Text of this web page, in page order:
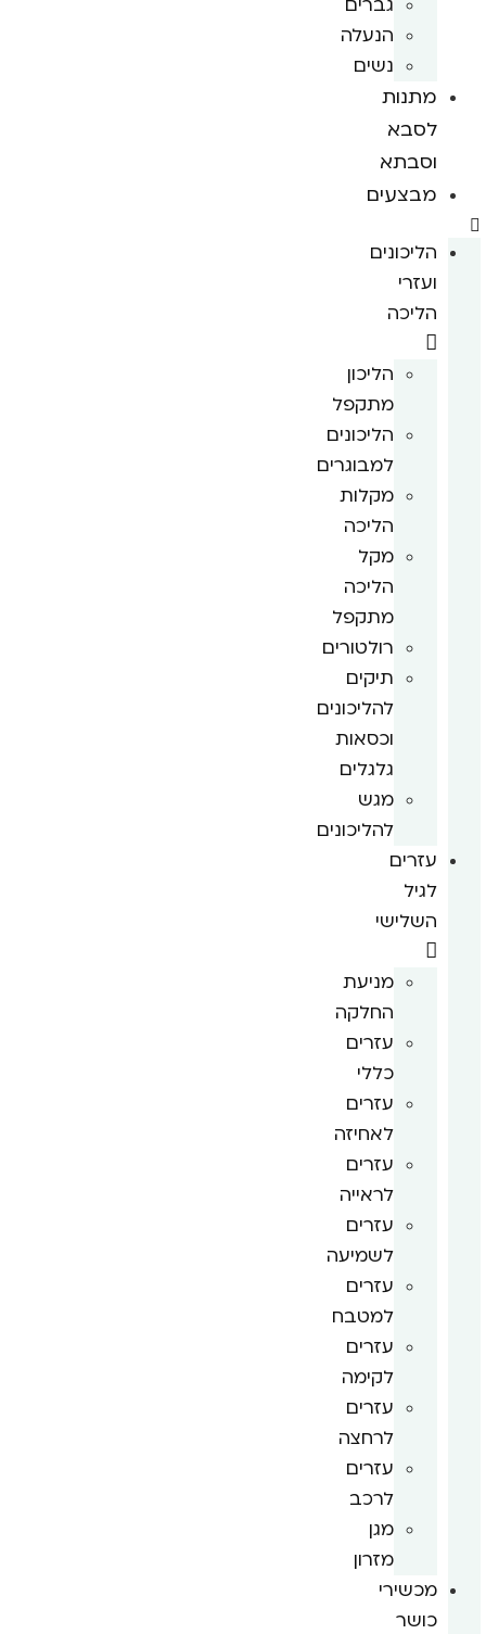
הנעלה
נשים
מתנות
לסבא
וסבתא
מבצעים
הליכונים
ועזרי
הליכה
הליכון
מתקפל
הליכונים
למבוגרים
מקלות
הליכה
מקל
הליכה
מתקפל
רולטורים
תיקים
להליכונים
וכסאות
גלגלים
מגש
להליכונים
עזרים
לגיל
השלישי
מניעת
החלקה
עזרים
כללי
עזרים
לאחיזה
עזרים
לראייה
עזרים
לשמיעה
עזרים
למטבח
עזרים
לקימה
עזרים
לרחצה
עזרים
לרכב
מגן
מזרון
מכשירי
כושר